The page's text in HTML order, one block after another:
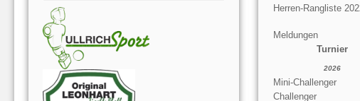
Herren-Rangliste
Meldungen
Turnier
2026
Mini-Challenger
Challenger